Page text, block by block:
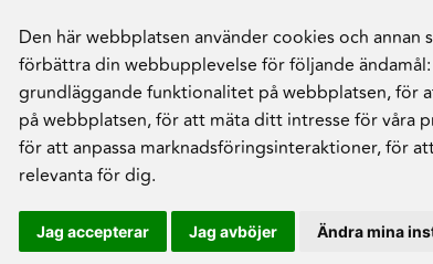
Den här webbplatsen använder cookies och
förbättra din webbupplevelse för följande ändamål:
grundläggande funktionalitet på webbplatsen,för
på webbplatsen,för att mäta ditt intresse för våra
för att anpassa marknadsföringsinteraktioner,för
relevanta för dig.
Jag accepterar Jag avböjer Ändra mina